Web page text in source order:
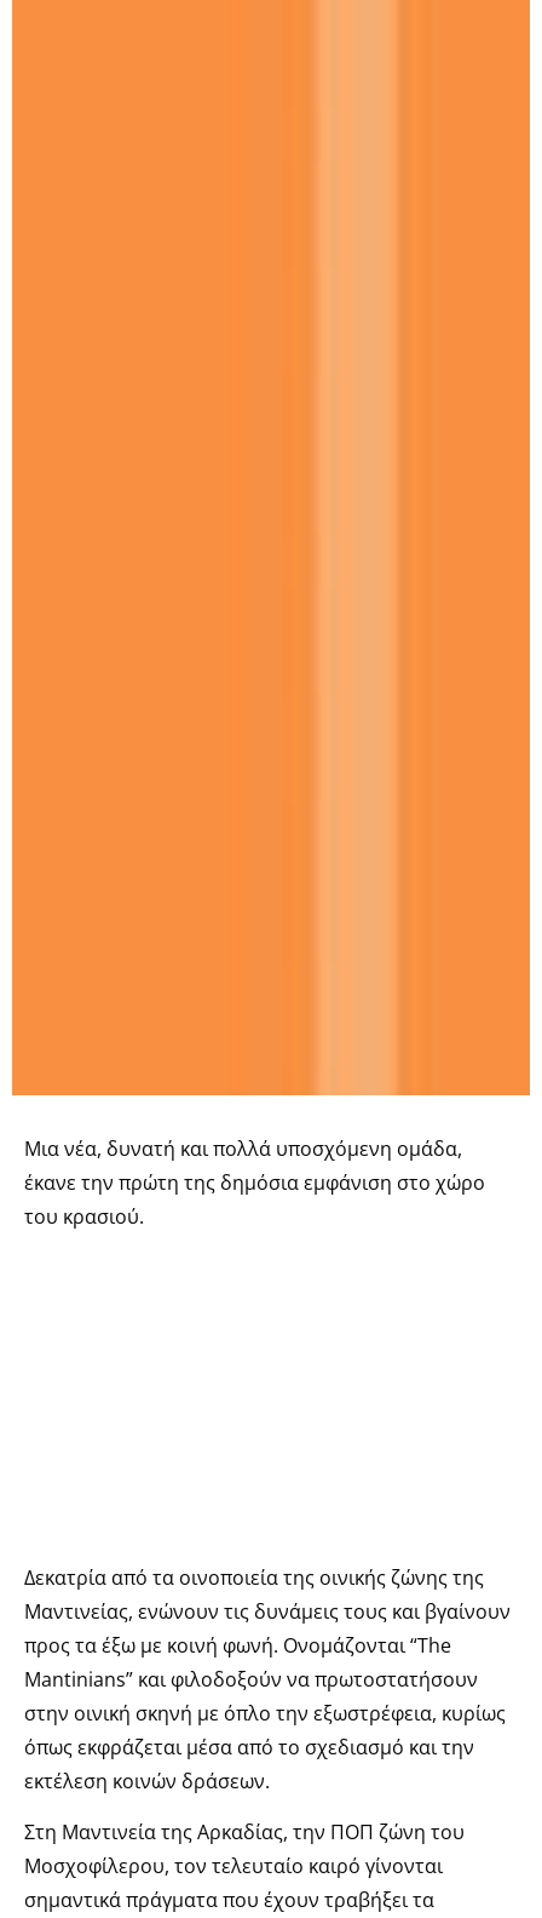
Μια νέα, δυνατή και πολλά υποσχόμενη ομάδα,
έκανε την πρώτη της δημόσια εμφάνιση στο χώρο
του κρασιού.
Δεκατρία από τα οινοποιεία της οινικής ζώνης της
Μαντινείας, ενώνουν τις δυνάμεις τους και βγαίνουν
προς τα έξω με κοινή φωνή. Ονομάζονται “The
Mantinians” και φιλοδοξούν να πρωτοστατήσουν
στην οινική σκηνή με όπλο την εξωστρέφεια, κυρίως
όπως εκφράζεται μέσα από το σχεδιασμό και την
εκτέλεση κοινών δράσεων.
Στη Μαντινεία της Αρκαδίας, την ΠΟΠ ζώνη του
Μοσχοφίλερου, τον τελευταίο καιρό γίνονται
σημαντικά πράγματα που έχουν τραβήξει τα